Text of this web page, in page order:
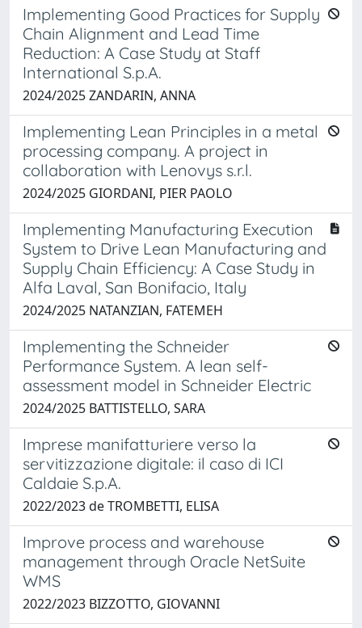
Implementing Good Practices for Supply
Chain Alignment and Lead Time
Reduction: A Case Study at Staff
International S.p.A.
2024/2025 ZANDARIN, ANNA
Implementing Lean Principles in a metal
processing company. A project in
collaboration with Lenovys s.r.l.
2024/2025 GIORDANI, PIER PAOLO
Implementing Manufacturing Execution
System to Drive Lean Manufacturing and
Supply Chain Efficiency: A Case Study in
Alfa Laval, San Bonifacio, Italy
2024/2025 NATANZIAN, FATEMEH
Implementing the Schneider
Performance System. A lean self-
assessment model in Schneider Electric
2024/2025 BATTISTELLO, SARA
Imprese manifatturiere verso la
servitizzazione digitale: il caso di ICI
Caldaie S.p.A.
2022/2023 de TROMBETTI, ELISA
Improve process and warehouse
management through Oracle NetSuite
WMS
2022/2023 BIZZOTTO, GIOVANNI